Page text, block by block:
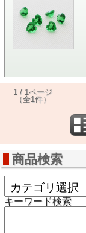
1 / 1ページ
（全1件）
商品検索
キーワード検索